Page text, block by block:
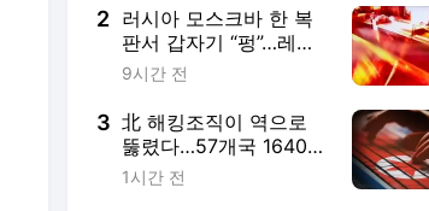
2 러시아 모스크바 한 복
판서 갑자기 “펑”…레스
토랑 주변서 사제 폭탄
폭발해 20여 명 사상
[현장영상]
9시간 전
3 北 해킹조직이 역으로
뚫렸다…57개국 1640개
기업·기관 공격 정황
1시간 전